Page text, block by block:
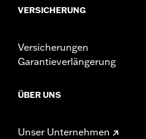
VERSICHERUNG
Versicherungen
Garantieverlängerung
ÜBER UNS
Unser Unternehmen